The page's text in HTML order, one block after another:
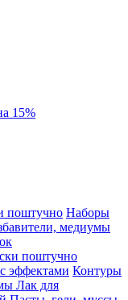
15%
поштучно Наборы
медиумы
поштучно
эффектами Контуры
Лак для